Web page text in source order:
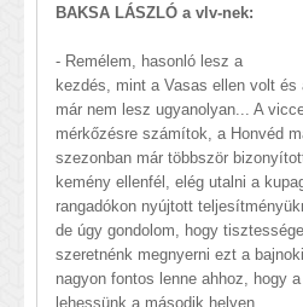
BAKSA LÁSZLÓ a vlv-nek:
- Remélem, hasonló lesz a
kezdés, mint a Vasas ellen volt
már nem lesz ugyanolyan... A
mérkőzésre számítok, a Honvéd
szezonban már többször
kemény ellenfél, elég utalni a
rangadókon nyújtott
de úgy gondolom, hogy
szeretnénk megnyerni ezt a
nagyon fontos lenne ahhoz, hogy
lehessünk a második helyen.